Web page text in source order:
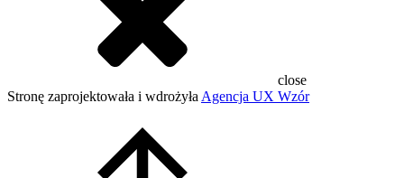
close
Stronę zaprojektowała i wdrożyła Agencja UX Wzór